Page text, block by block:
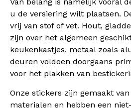
Van belang is namelijk vooral
u de versiering wilt plaatsen.
vrij van stof of vet. Hout,
zijn over het algemeen
keukenkastjes, metaal zoals
deuren voldoen doorgaans
voor het plakken van
Onze stickers zijn gemaakt
materialen en hebben een